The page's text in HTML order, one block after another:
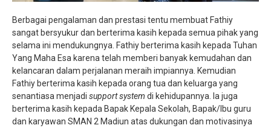
Berbagai pengalaman dan prestasi tentu membuat Fathiy
sangat bersyukur dan berterima kasih kepada semua pihak yang
selama ini mendukungnya. Fathiy berterima kasih kepada Tuhan
Yang Maha Esa karena telah memberi banyak kemudahan dan
kelancaran dalam perjalanan meraih impiannya. Kemudian
Fathiy berterima kasih kepada orang tua dan keluarga yang
senantiasa menjadi support system di kehidupannya. Ia juga
berterima kasih kepada Bapak Kepala Sekolah, Bapak/Ibu guru
dan karyawan SMAN 2 Madiun atas dukungan dan motivasinya